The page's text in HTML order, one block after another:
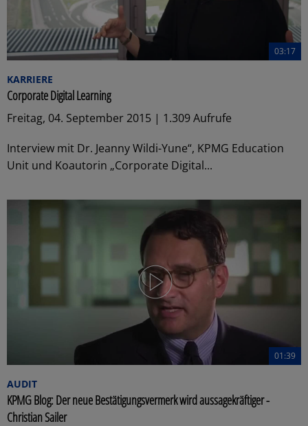
03:17
KARRIERE
Corporate Digital Learning
Freitag, 04. September 2015 | 1.309 Aufrufe
Interview mit Dr. Jeanny Wildi-Yune“, KPMG Education
Unit und Koautorin „Corporate Digital...
01:39
AUDIT
KPMG Blog: Der neue Bestätigungsvermerk wird aussagekräftiger -
Christian Sailer